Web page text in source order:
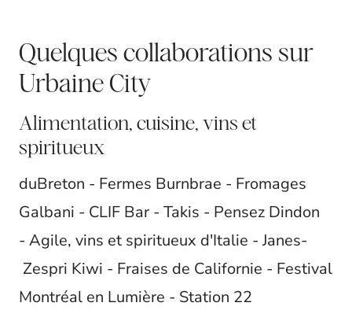
Quelques collaborations sur
Urbaine City
Alimentation, cuisine, vins et
spiritueux
duBreton - Fermes Burnbrae - Fromages
Galbani - CLIF Bar - Takis - Pensez Dindon
- Agile, vins et spiritueux d'Italie - Janes-
Zespri Kiwi - Fraises de Californie - Festival
Montréal en Lumière - Station 22